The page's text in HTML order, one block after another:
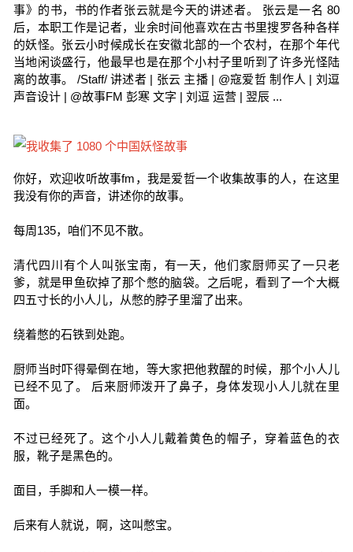
事》的书，书的作者张云就是今天的讲述者。 张云是一名 80
后，本职工作是记者，业余时间他喜欢在古书里搜罗各种各样
的妖怪。张云小时候成长在安徽北部的一个农村，在那个年代
当地闲谈盛行，他最早也是在那个小村子里听到了许多光怪陆
离的故事。 /Staff/ 讲述者 | 张云 主播 | @寇爱哲 制作人 | 刘逗
声音设计 | @故事FM 彭寒 文字 | 刘逗 运营 | 翌辰 ...
你好，欢迎收听故事fm，我是爱哲一个收集故事的人，在这里
我没有你的声音，讲述你的故事。
每周135，咱们不见不散。
清代四川有个人叫张宝南，有一天，他们家厨师买了一只老
爹，就是甲鱼砍掉了那个憋的脑袋。之后呢，看到了一个大概
四五寸长的小人儿，从憋的脖子里溜了出来。
绕着憋的石铁到处跑。
厨师当时吓得晕倒在地，等大家把他救醒的时候，那个小人儿
已经不见了。 后来厨师泼开了鼻子，身体发现小人儿就在里
面。
不过已经死了。这个小人儿戴着黄色的帽子，穿着蓝色的衣
服，靴子是黑色的。
面目，手脚和人一模一样。
后来有人就说，啊，这叫憋宝。